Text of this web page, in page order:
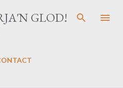
principal
GLOD!